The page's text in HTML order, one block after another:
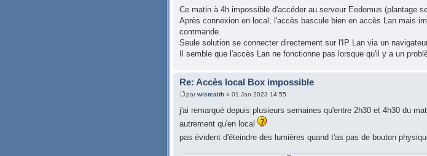
Ce matin à 4h impossible d'accéder au serveur Eedomus (plantage
Après connexion en local, l'accès bascule bien en accès Lan mais
commande.
Seule solution se connecter directement sur l'IP Lan via un
Il semble que l'accès Lan ne fonctionne pas lorsque qu'il y a un
Re: Accès local Box impossible
parwistealth » 01 Jan 2023 14:55
j'ai remarqué depuis plusieurs semaines qu'entre 2h30 et 4h30 du
autrement qu'en local
pas évident d'éteindre des lumières quand t'as pas de bouton